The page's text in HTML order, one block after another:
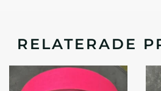
RELATERADE